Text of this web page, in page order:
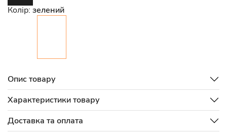
Колір: зелений
Опис товару
Характеристики товару
Доставка та оплата